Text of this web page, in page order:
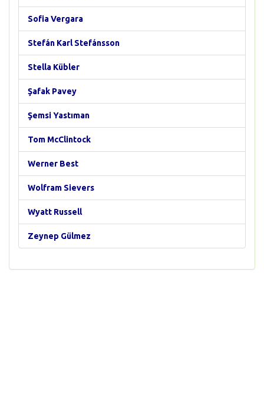
Sofia Vergara
Stefán Karl Stefánsson
Stella Kübler
Şafak Pavey
Şemsi Yastıman
Tom McClintock
Werner Best
Wolfram Sievers
Wyatt Russell
Zeynep Gülmez